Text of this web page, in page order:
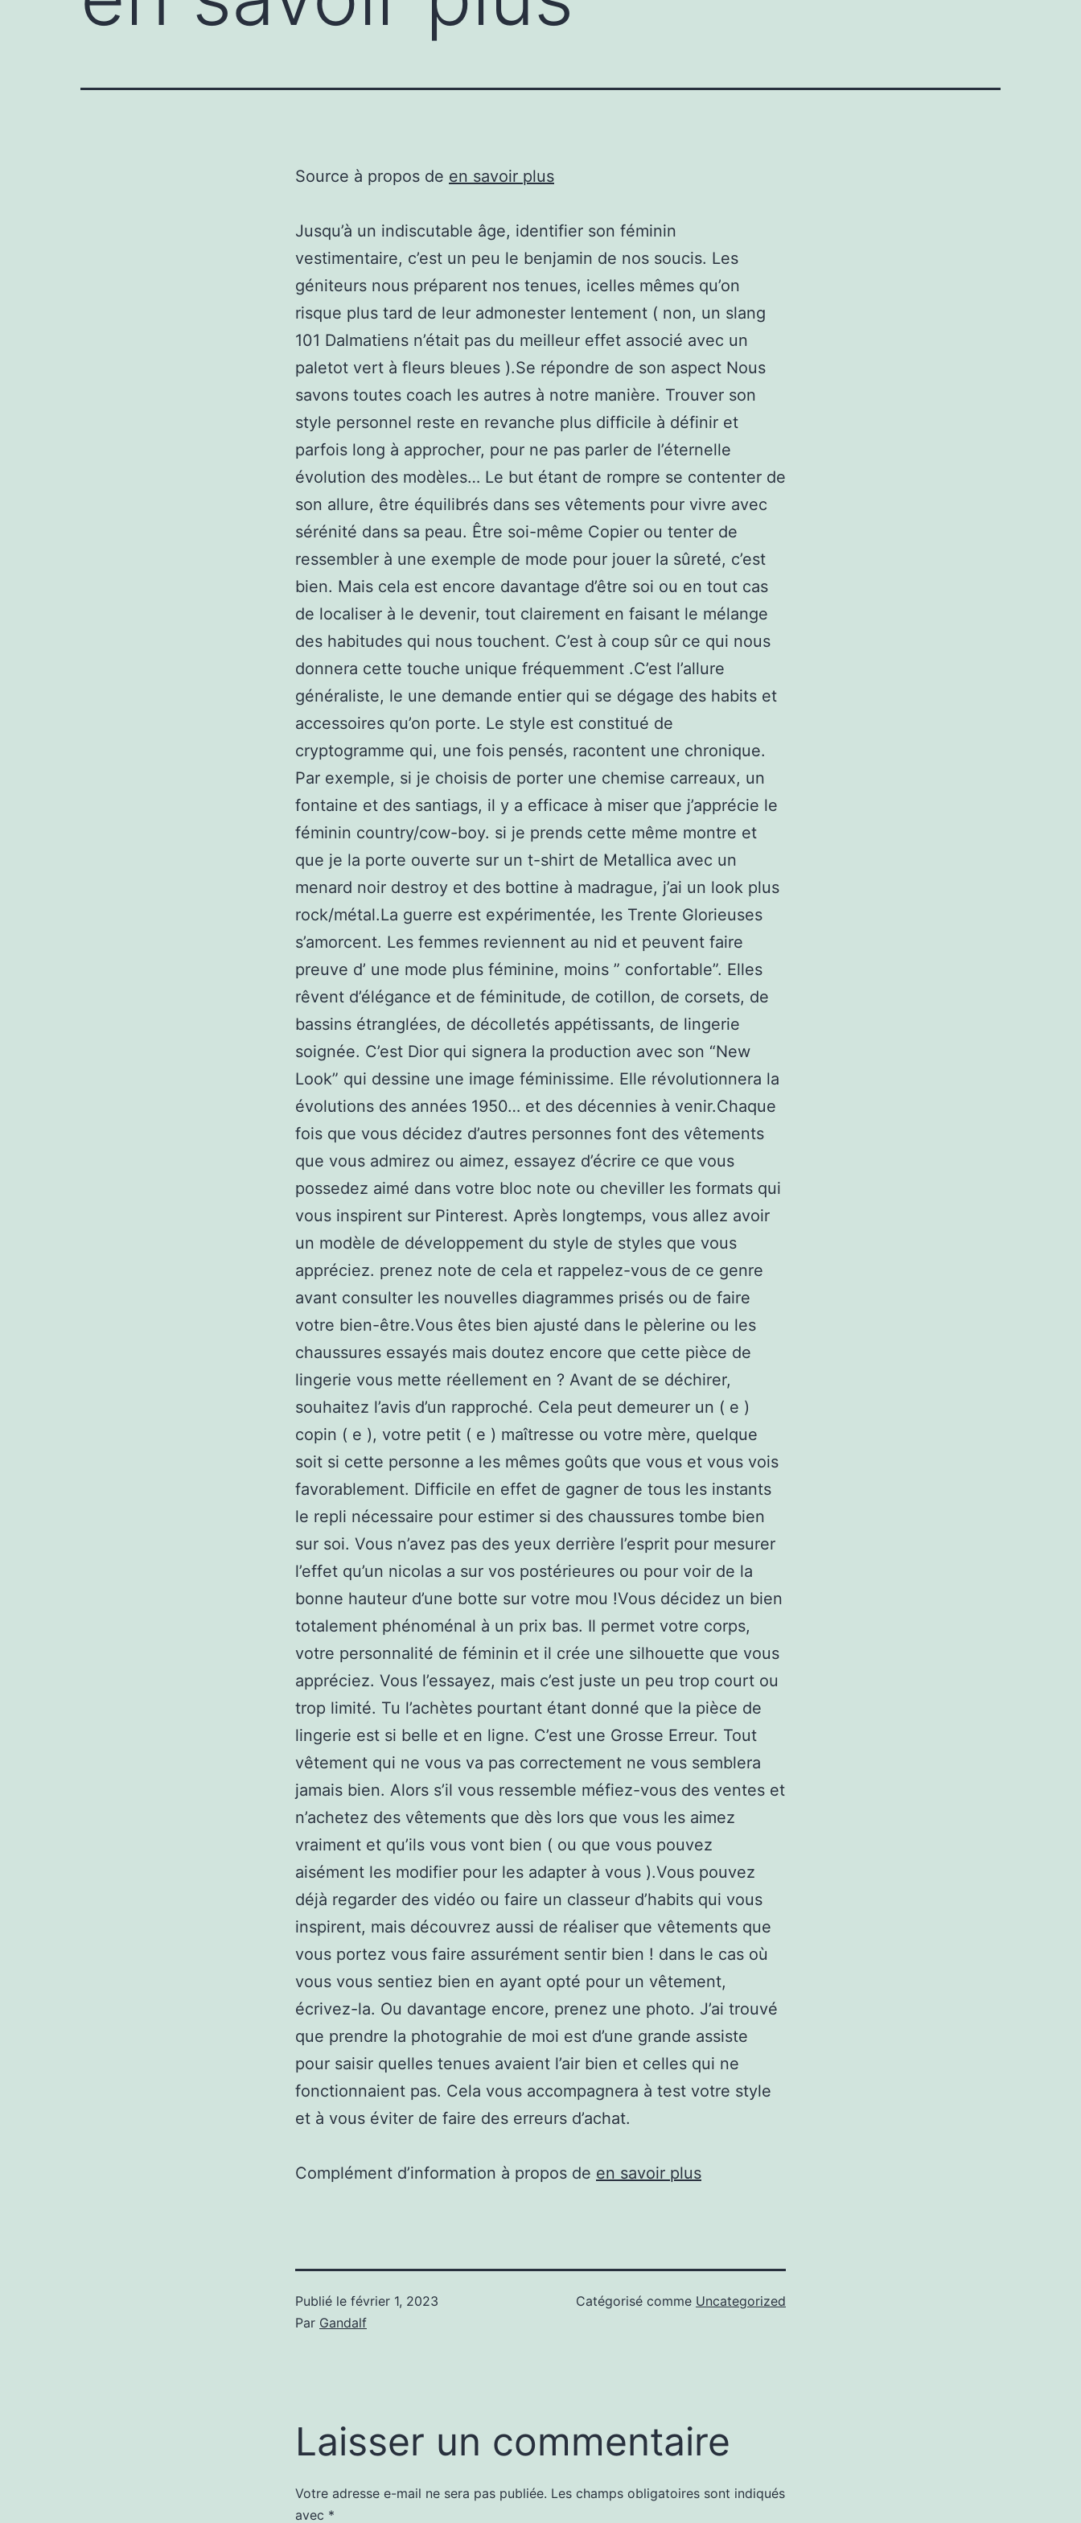
Source à propos de en savoir plus
Jusqu’à un indiscutable âge, identifier son féminin
vestimentaire, c’est un peu le benjamin de nos soucis. Les
géniteurs nous préparent nos tenues, icelles mêmes qu’on
risque plus tard de leur admonester lentement ( non, un slang
101 Dalmatiens n’était pas du meilleur effet associé avec un
paletot vert à fleurs bleues ).Se répondre de son aspect Nous
savons toutes coach les autres à notre manière. Trouver son
style personnel reste en revanche plus difficile à définir et
parfois long à approcher, pour ne pas parler de l’éternelle
évolution des modèles… Le but étant de rompre se contenter de
son allure, être équilibrés dans ses vêtements pour vivre avec
sérénité dans sa peau. Être soi-même Copier ou tenter de
ressembler à une exemple de mode pour jouer la sûreté, c’est
bien. Mais cela est encore davantage d’être soi ou en tout cas
de localiser à le devenir, tout clairement en faisant le mélange
des habitudes qui nous touchent. C’est à coup sûr ce qui nous
donnera cette touche unique fréquemment .C’est l’allure
généraliste, le une demande entier qui se dégage des habits et
accessoires qu’on porte. Le style est constitué de
cryptogramme qui, une fois pensés, racontent une chronique.
Par exemple, si je choisis de porter une chemise carreaux, un
fontaine et des santiags, il y a efficace à miser que j’apprécie le
féminin country/cow-boy. si je prends cette même montre et
que je la porte ouverte sur un t-shirt de Metallica avec un
menard noir destroy et des bottine à madrague, j’ai un look plus
rock/métal.La guerre est expérimentée, les Trente Glorieuses
s’amorcent. Les femmes reviennent au nid et peuvent faire
preuve d’ une mode plus féminine, moins ” confortable”. Elles
rêvent d’élégance et de féminitude, de cotillon, de corsets, de
bassins étranglées, de décolletés appétissants, de lingerie
soignée. C’est Dior qui signera la production avec son “New
Look” qui dessine une image féminissime. Elle révolutionnera la
évolutions des années 1950… et des décennies à venir.Chaque
fois que vous décidez d’autres personnes font des vêtements
que vous admirez ou aimez, essayez d’écrire ce que vous
possedez aimé dans votre bloc note ou cheviller les formats qui
vous inspirent sur Pinterest. Après longtemps, vous allez avoir
un modèle de développement du style de styles que vous
appréciez. prenez note de cela et rappelez-vous de ce genre
avant consulter les nouvelles diagrammes prisés ou de faire
votre bien-être.Vous êtes bien ajusté dans le pèlerine ou les
chaussures essayés mais doutez encore que cette pièce de
lingerie vous mette réellement en ? Avant de se déchirer,
souhaitez l’avis d’un rapproché. Cela peut demeurer un ( e )
copin ( e ), votre petit ( e ) maîtresse ou votre mère, quelque
soit si cette personne a les mêmes goûts que vous et vous vois
favorablement. Difficile en effet de gagner de tous les instants
le repli nécessaire pour estimer si des chaussures tombe bien
sur soi. Vous n’avez pas des yeux derrière l’esprit pour mesurer
l’effet qu’un nicolas a sur vos postérieures ou pour voir de la
bonne hauteur d’une botte sur votre mou !Vous décidez un bien
totalement phénoménal à un prix bas. Il permet votre corps,
votre personnalité de féminin et il crée une silhouette que vous
appréciez. Vous l’essayez, mais c’est juste un peu trop court ou
trop limité. Tu l’achètes pourtant étant donné que la pièce de
lingerie est si belle et en ligne. C’est une Grosse Erreur. Tout
vêtement qui ne vous va pas correctement ne vous semblera
jamais bien. Alors s’il vous ressemble méfiez-vous des ventes et
n’achetez des vêtements que dès lors que vous les aimez
vraiment et qu’ils vous vont bien ( ou que vous pouvez
aisément les modifier pour les adapter à vous ).Vous pouvez
déjà regarder des vidéo ou faire un classeur d’habits qui vous
inspirent, mais découvrez aussi de réaliser que vêtements que
vous portez vous faire assurément sentir bien ! dans le cas où
vous vous sentiez bien en ayant opté pour un vêtement,
écrivez-la. Ou davantage encore, prenez une photo. J’ai trouvé
que prendre la photograhie de moi est d’une grande assiste
pour saisir quelles tenues avaient l’air bien et celles qui ne
fonctionnaient pas. Cela vous accompagnera à test votre style
et à vous éviter de faire des erreurs d’achat.
Complément d’information à propos de en savoir plus
Publié le février 1, 2023
Par Gandalf
Catégorisé comme Uncategorized
Laisser un commentaire
Votre adresse e-mail ne sera pas publiée. Les champs obligatoires sont indiqués
avec *